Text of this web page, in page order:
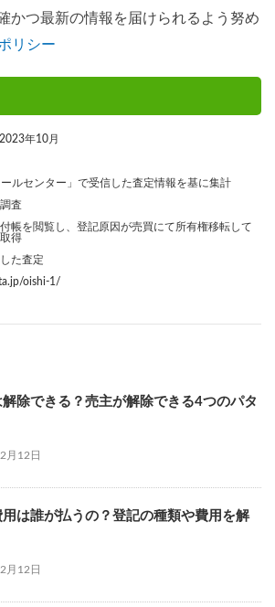
かつ最新の情報を届けられるよう努め
リシー
年10月
ルセンター」で受信した査定情報を基に集計
査
付帳を閲覧し、登記原因が売買にて所有権移転して
得
た査定
oishi-1/
除できる？売主が解除できる4つのパタ
月12日
は誰が払うの？登記の種類や費用を解
月12日